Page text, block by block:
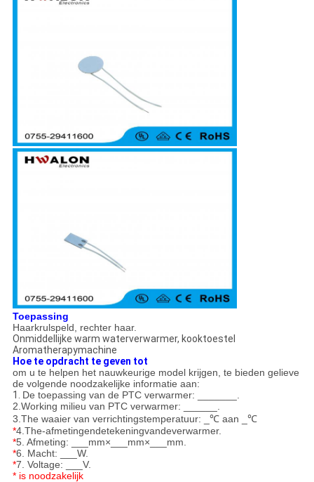
Toepassing
Haarkrulspeld, rechter haar.
Onmiddellijke warm waterverwarmer, kooktoestel
Aromatherapymachine
Hoe te opdracht te geven tot
om u te helpen het nauwkeurige model krijgen, te bieden gelieve
de volgende noodzakelijke informatie aan:
1. De toepassing van de PTC verwarmer: _______.
2.Working milieu van PTC verwarmer: ______.
3.The waaier van verrichtingstemperatuur: _℃ aan _℃
*4.The-afmetingendetekeningvandeverwarmer.
*5. Afmeting: ___mm×___mm×___mm.
*6. Macht: ___W.
*7. Voltage: ___V.
* is noodzakelijk